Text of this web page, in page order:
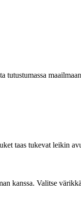
taas tukevat leikin
kanssa. Valitse